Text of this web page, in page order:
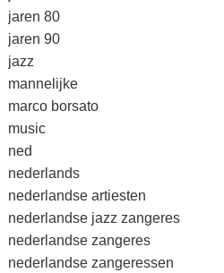
jaren 80
jaren 90
jazz
mannelijke
marco borsato
music
ned
nederlands
nederlandse artiesten
nederlandse jazz zangeres
nederlandse zangeres
nederlandse zangeressen